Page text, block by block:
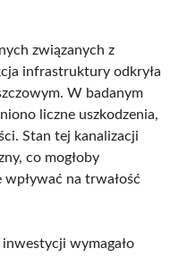
związanych z
infrastruktury odkryła
W badanym
liczne uszkodzenia,
Stan tej kanalizacji
co mogłoby
na trwałość
wymagało